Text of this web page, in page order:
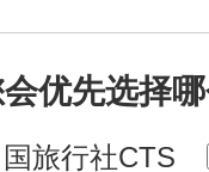
优先选择
旅行社CTS